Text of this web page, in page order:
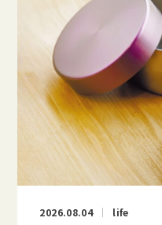
2026.08.04 life